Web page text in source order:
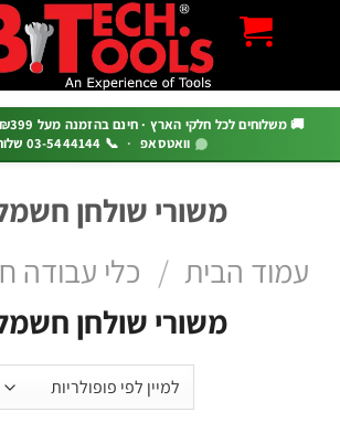
משלוחים לכל חלקי הארץ · חינם בהזמנה מעל ₪399 ·
🛡️
וואטסאפ · 📞 03-5444144 שלוחה 1
משורי שולחן חשמליים
הבית / כלי עבודה
משורי שולחן חשמליים